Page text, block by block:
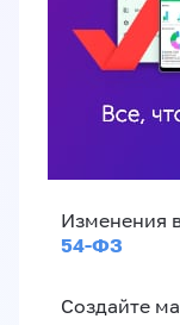
Изменения
54-ФЗ
Создайте